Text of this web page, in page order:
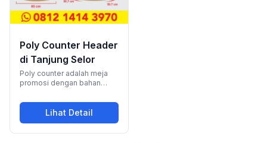
Poly Counter Header
di Tanjung Selor
Poly counter adalah meja
promosi dengan bahan
kokoh dan elegan, ideal
sebagai media promosi.
Dilengkapi dengan header,
Lihat Detail
,Poly Counter Header